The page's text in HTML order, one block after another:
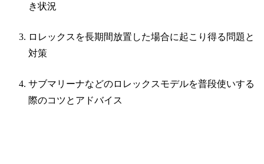
き状況
ロレックスを長期間放置した場合に起こり得る問題と
対策
サブマリーナなどのロレックスモデルを普段使いする
際のコツとアドバイス